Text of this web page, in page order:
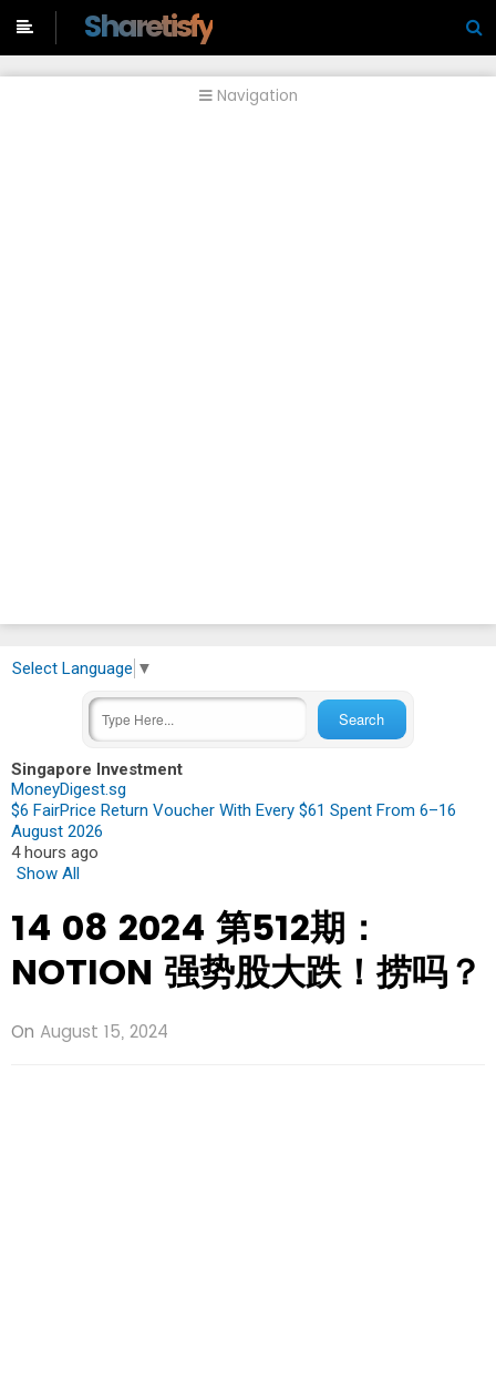
Sharetisfy
Navigation
Select Language ▼
Singapore Investment
MoneyDigest.sg
$6 FairPrice Return Voucher With Every $61 Spent From 6–16
August 2026
4 hours ago
Show All
14 08 2024 第512期：
NOTION 强势股大跌！捞吗？
On August 15, 2024